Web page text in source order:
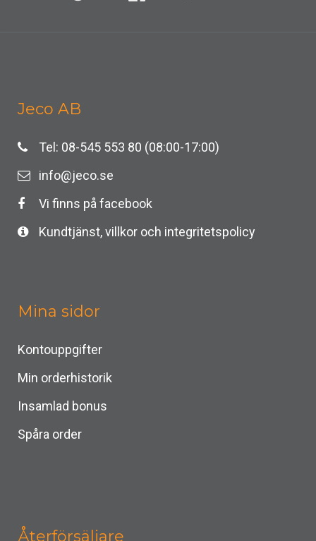
Jeco AB
Tel: 08-545 553 80 (08:00-17:00)
info@jeco.se
Vi finns på facebook
Kundtjänst, villkor och integritetspolicy
Mina sidor
Kontouppgifter
Min orderhistorik
Insamlad bonus
Spåra order
Återförsäljare